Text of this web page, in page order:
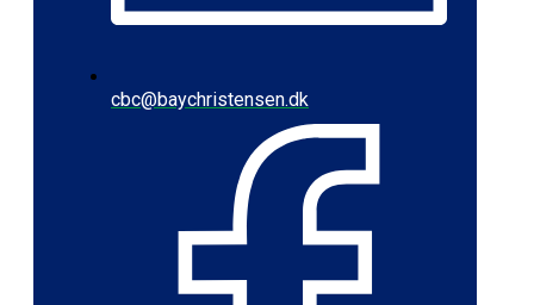
cbc@baychristensen.dk